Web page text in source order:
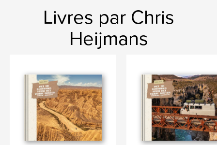
Livres par Chris
Heijmans